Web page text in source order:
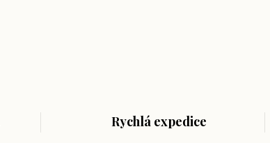
Rychlá expedice